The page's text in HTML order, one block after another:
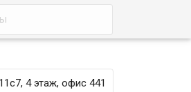
4 этаж, офис 441